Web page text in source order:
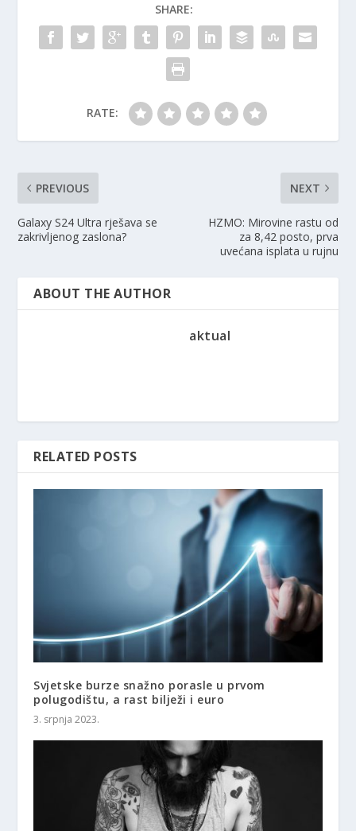
SHARE:
RATE:
PREVIOUS
Galaxy S24 Ultra rješava se
zakrivljenog zaslona?
NEXT
HZMO: Mirovine rastu od
za 8,42 posto, prva
uvećana isplata u rujnu
ABOUT THE AUTHOR
aktual
RELATED POSTS
Svjetske burze snažno porasle u prvom
polugodištu, a rast bilježi i euro
3. srpnja 2023.